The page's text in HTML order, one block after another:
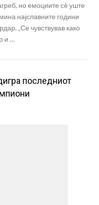
но емоциите сè уште
најславните години
„Се чувствував како
и …
последниот